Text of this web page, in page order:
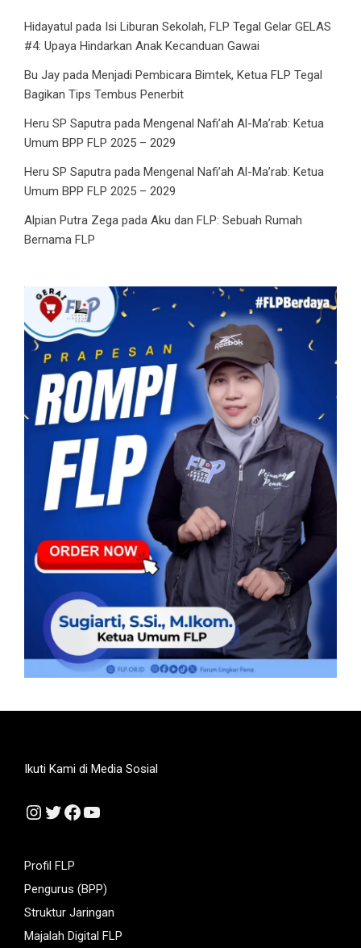
Hidayatul pada Isi Liburan Sekolah, FLP Tegal Gelar GELAS
#4: Upaya Hindarkan Anak Kecanduan Gawai
Bu Jay pada Menjadi Pembicara Bimtek, Ketua FLP Tegal
Bagikan Tips Tembus Penerbit
Heru SP Saputra pada Mengenal Nafi’ah Al-Ma’rab: Ketua
Umum BPP FLP 2025 – 2029
Heru SP Saputra pada Mengenal Nafi’ah Al-Ma’rab: Ketua
Umum BPP FLP 2025 – 2029
Alpian Putra Zega pada Aku dan FLP: Sebuah Rumah
Bernama FLP
Ikuti Kami di Media Sosial
Instagram
Twitter
Facebook
YouTube
Profil FLP
Pengurus (BPP)
Struktur Jaringan
Majalah Digital FLP